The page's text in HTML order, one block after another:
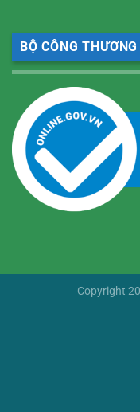
BỘ CÔNG THƯƠNG
Copyright